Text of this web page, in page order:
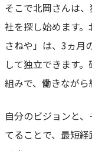
そこで北岡さんは
社を探し始めます
さねや」は、3ヵ月
して独立できます
組みで、働きながら
自分のビジョンと
てることで、最短